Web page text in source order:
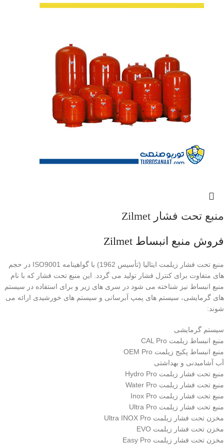
منبع تحت فشار Zilmet
فروش منبع انبساط Zilmet
منبع تحت فشار زیلمت ایتالیا (تأسیس 1962) با گواهینامه ISO9001 در حجم
های متفاوت برای کنترل فشار تولید می گردد. این منبع تحت فشار که با نام
منبع انبساط نیز شناخته می شود در سری های زیر و برای استفاده در سیستم
های گرمایشی، سیستم های پمپ آبرسانی و سیستم های خورشیدی ارائه می
شوند:
سیستم گرمایشی
منبع انبساط زیلمت CAL Pro
منبع انبساط پکیج زیلمت OEM Pro
آب آشامیدنی و بهداشتی
منبع تحت فشار زیلمت Hydro Pro
منبع تحت فشار زیلمت Water Pro
منبع تحت فشار زیلمت Inox Pro
منبع تحت فشار زیلمت Ultra Pro
مخزن تحت فشار زیلمت Ultra INOX Pro
مخزن تحت فشار زیلمت EVO
مخزن تحت فشار زیلمت Easy Pro